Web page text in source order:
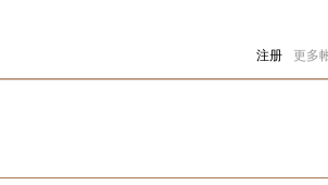
注册 更多